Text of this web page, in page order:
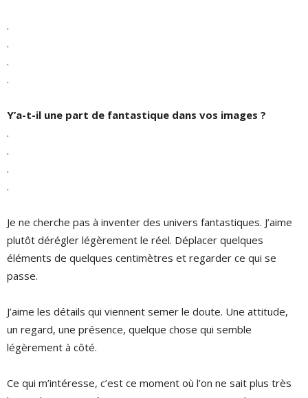
.
.
.
.
Y’a-t-il une part de fantastique dans vos images ?
.
.
.
.
Je ne cherche pas à inventer des univers fantastiques. J’aime
plutôt dérégler légèrement le réel. Déplacer quelques
éléments de quelques centimètres et regarder ce qui se
passe.
J’aime les détails qui viennent semer le doute. Une attitude,
un regard, une présence, quelque chose qui semble
légèrement à côté.
Ce qui m’intéresse, c’est ce moment où l’on ne sait plus très